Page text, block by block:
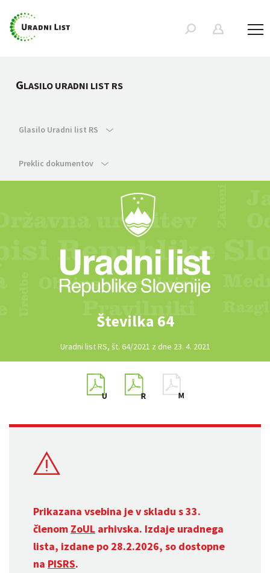
GLASILO URADNI LIST RS
Glasilo Uradni list RS
Preklic dokumentov
Številka 64
Uradni list RS, št. 64/2021 z dne 23. 4. 2021
Prikazana vsebina je v skladu s 33.
členom ZoUL arhivska. Izdaje uradnega
lista, izdane po 28.2.2026, so dostopne
na PISRS.